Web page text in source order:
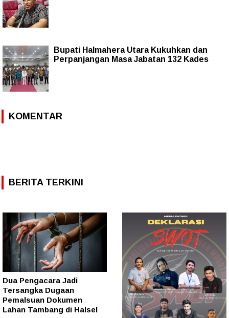
Bupati Halmahera Utara Kukuhkan dan
Perpanjangan Masa Jabatan 132 Kades
KOMENTAR
BERITA TERKINI
Dua Pengacara Jadi
Tersangka Dugaan
Pemalsuan Dokumen
Lahan Tambang di Halsel